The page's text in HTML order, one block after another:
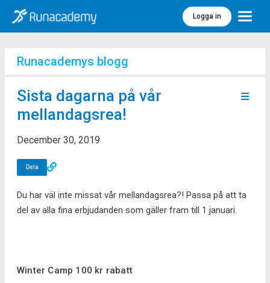
Logga in Meny
Runacademys blogg
Sista dagarna på vår
mellandagsrea!
December 30, 2019
Dela
Du har väl inte missat vår mellandagsrea?! Passa på att ta
del av alla fina erbjudanden som gäller fram till 1 januari.
Winter Camp 100 kr rabatt